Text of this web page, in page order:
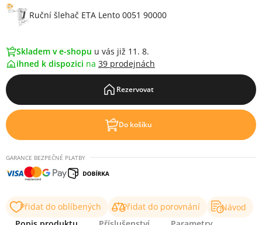
Ruční šlehač ETA Lento 0051 90000
Skladem v e-shopu u vás již 11. 8.
ihned k dispozici na 39 prodejnách
Rezervovat
Do košíku
GARANCE BEZPEČNÉ PLATBY
Přidat do oblíbených Přidat do porovnání
Návod